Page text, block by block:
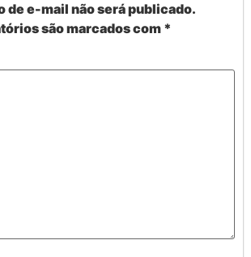
de e-mail não será publicado.
são marcados com *